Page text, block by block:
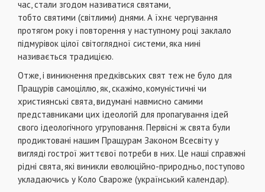
час, стали згодом називатися святами,
тобто святими (світлими) днями. А їхнє чергування
протягом року і повторення у наступному році заклало
підмурівок цілої світоглядної системи, яка нині
називається традицією.
Отже, і виникнення предківських свят теж не було для
Пращурів самоціллю, як, скажімо, комуністичні чи
християнські свята, видумані навмисно самими
представниками цих ідеологій для пропагування ідей
свого ідеологічного угруповання. Первісні ж свята були
продиктовані нашим Пращурам Законом Всесвіту у
вигляді гострої життєвої потреби в них. Це наші справжні
рідні свята, які виникли еволюційно-природньо, поступово
укладаючись у Коло Свароже (український календар).